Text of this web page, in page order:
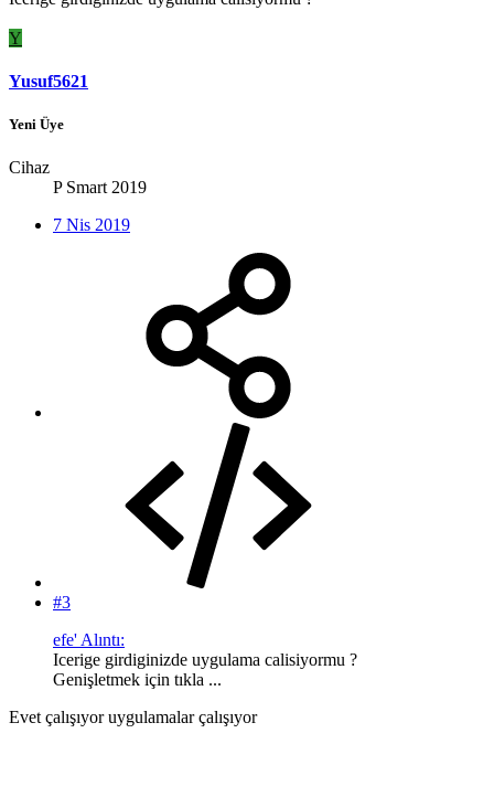
Y
Yusuf5621
Yeni Üye
Cihaz
P Smart 2019
7 Nis 2019
#3
efe' Alıntı:
Icerige girdiginizde uygulama calisiyormu ?
Genişletmek için tıkla ...
Evet çalışıyor uygulamalar çalışıyor